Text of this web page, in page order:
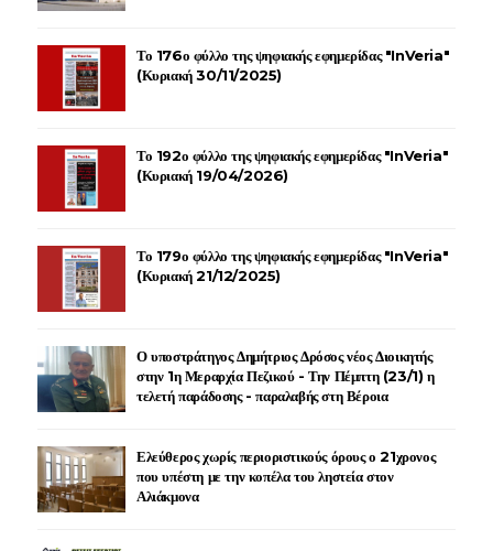
Το 176ο φύλλο της ψηφιακής εφημερίδας "InVeria"
(Κυριακή 30/11/2025)
Το 192ο φύλλο της ψηφιακής εφημερίδας "InVeria"
(Κυριακή 19/04/2026)
Το 179ο φύλλο της ψηφιακής εφημερίδας "InVeria"
(Κυριακή 21/12/2025)
Ο υποστράτηγος Δημήτριος Δρόσος νέος Διοικητής
στην 1η Μεραρχία Πεζικού - Την Πέμπτη (23/1) η
τελετή παράδοσης - παραλαβής στη Βέροια
Ελεύθερος χωρίς περιοριστικούς όρους ο 21χρονος
που υπέστη με την κοπέλα του ληστεία στον
Αλιάκμονα